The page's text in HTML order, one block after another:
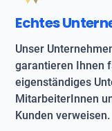
Echtes
Unser
garantieren Ihnen
eigenständiges
MitarbeiterInnen
Kunden verweisen.